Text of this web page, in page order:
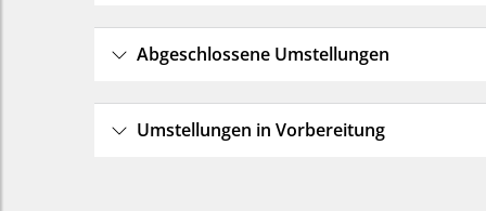
Abgeschlossene Umstellungen
Umstellungen in Vorbereitung